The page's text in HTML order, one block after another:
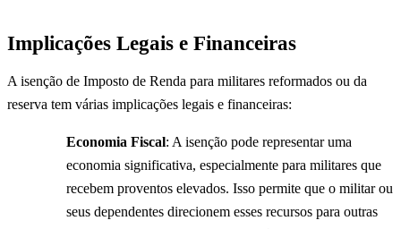
Implicações Legais e Financeiras
A isenção de Imposto de Renda para militares reformados ou da
reserva tem várias implicações legais e financeiras:
Economia Fiscal: A isenção pode representar uma
economia significativa, especialmente para militares que
recebem proventos elevados. Isso permite que o militar ou
seus dependentes direcionem esses recursos para outras